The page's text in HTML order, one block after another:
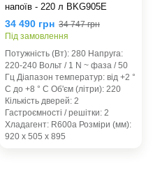
напоїв - 220 л BKG905E
34 490 грн 34 747 грн
Під замовлення
Потужність (Вт): 280 Напруга:
220-240 Вольт / 1 N ~ фаза / 50
Гц Діапазон температур: від +2 °
C до +8 ° C Об'єм (літри): 220
Кількість дверей: 2
Гастроємності / решітки: 2
Хладагент: R600а Розміри (мм):
920 x 505 x 895